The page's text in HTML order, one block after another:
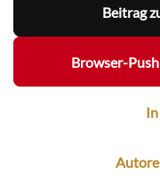
Beitrag
Browser-